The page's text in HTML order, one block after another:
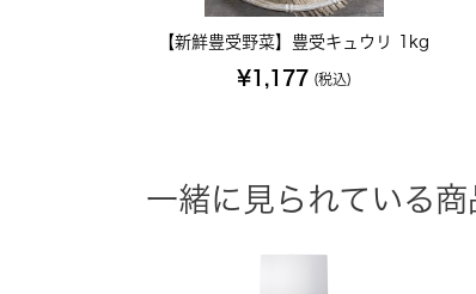
【新鮮豊受野菜】豊受キュウリ 1kg
¥1,177 (税込)
一緒に見られている商